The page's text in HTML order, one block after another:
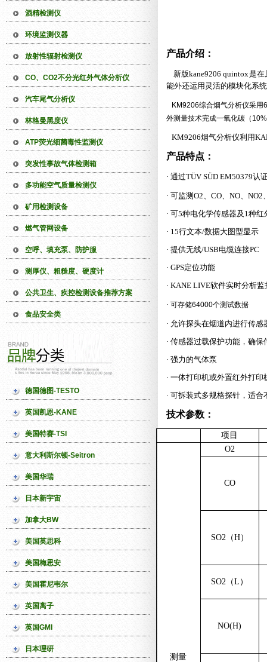
酒精检测仪
环境监测仪器
放射性辐射检测仪
CO、CO2不分光红外气体分析仪
汽车尾气分析仪
林格曼黑度仪
ATP荧光细菌毒性监测仪
突发性事故气体检测箱
多功能空气质量检测仪
矿用检测设备
燃气管网设备
空呼、填充泵、防护服
测厚仪、粗糙度、硬度计
公共卫生、疾控检测设备推荐方案
食品安全类
德国德图-TESTO
英国凯恩-KANE
美国特赛-TSI
意大利斯尔顿-Seitron
美国华瑞
日本新宇宙
加拿大BW
美国英思科
美国梅思安
美国霍尼韦尔
英国离子
英国GMI
日本理研
产品介绍：
新版kane9206 quintox是在
能外还运用 灵活的模块化系统
KM9206综合烟气分析仪采
外测量技术完成一氧化碳（
KM9206烟气分析仪利用
产品特点：
· 通过TÜV SÜD EM50379认
· 可监测O2、CO、NO、
· 可5种电化学传感器及1种
· 15行文本/数据大图型显示
· 提供无线/USB电缆连接PC
· GPS定位功能
· KANE LIVE软件实时分析监
· 可存储64000个测试数据
· 允许探头在烟道内进行传感
· 传感器过载保护功能，确保
· 强力的气体泵
· 一体打印机或外置红外打印
· 可拆装式多规格探针，适合
技术参数：
项目
测量
O2
CO
SO2（H）
SO2 （L ）
NO(H)